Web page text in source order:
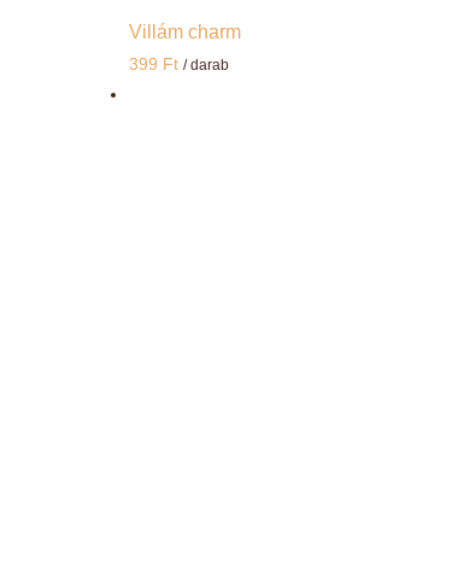
Villám charm
399 Ft / darab